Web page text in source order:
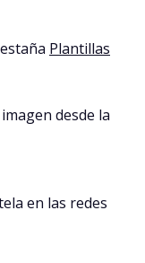
Plantillas
desde la
en las redes